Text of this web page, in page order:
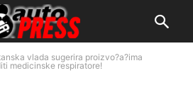
vlada sugerira proizvo?a?ima
medicinske respiratore!